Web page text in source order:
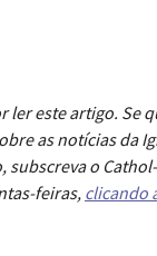
ler este artigo. Se
as notícias da
subscreva o
feiras, clicando